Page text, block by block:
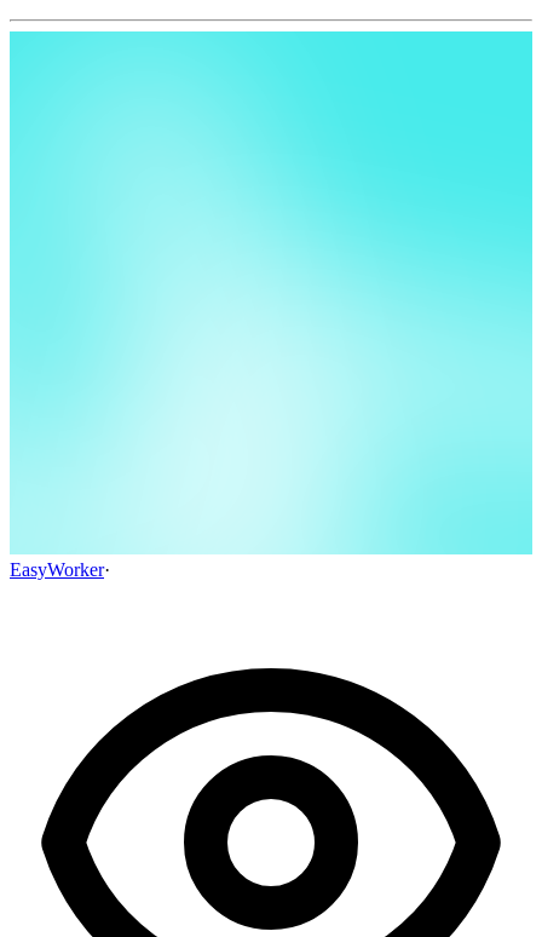
EasyWorker·